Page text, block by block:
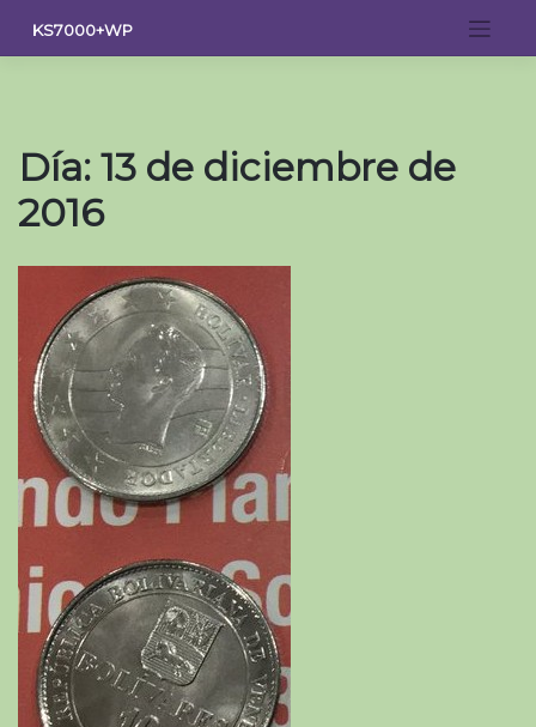
contenido
KS7000+WP
Día: 13 de diciembre de
2016